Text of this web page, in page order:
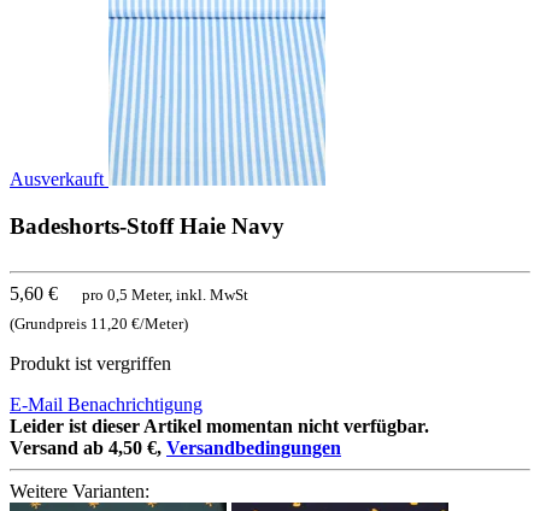
Ausverkauft
Badeshorts-Stoff Haie Navy
5,60 €
pro 0,5 Meter, inkl. MwSt
(Grundpreis 11,20 €/Meter)
Produkt ist vergriffen
E-Mail Benachrichtigung
Leider ist dieser Artikel momentan nicht verfügbar.
Versand ab 4,50 €, Versandbedingungen
Weitere Varianten: